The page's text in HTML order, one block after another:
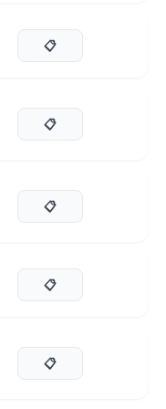
📋
📋
📋
📋
📋